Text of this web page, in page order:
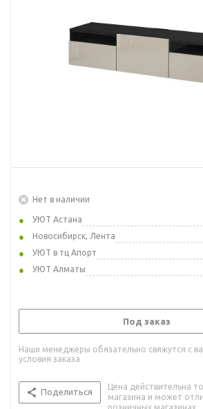
Нет в наличии
УЮТ Астана
Новосибирск, Лента
УЮТ в тц Апорт
УЮТ Алматы
Под заказ
Наши менеджеры обязательно свяжутся с
условия заказа
Поделиться
Цена действительна
магазина и может
розничных магазинах